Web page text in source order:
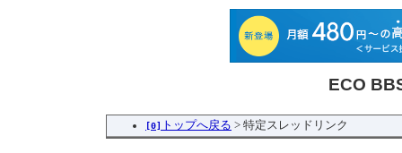
ECO
[0] トップへ戻る > 特定スレッドリンク